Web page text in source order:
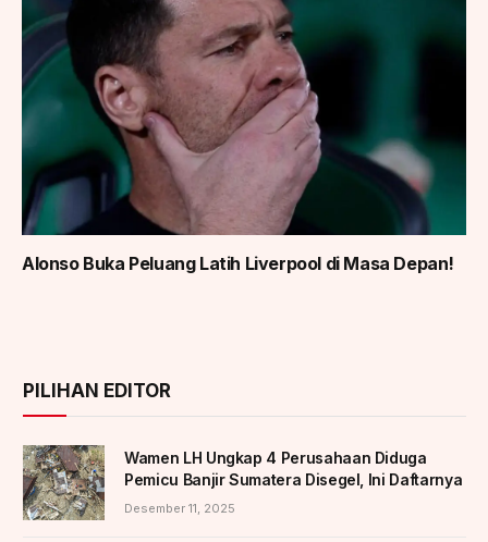
Alonso Buka Peluang Latih Liverpool di Masa Depan!
PILIHAN EDITOR
Wamen LH Ungkap 4 Perusahaan Diduga
Pemicu Banjir Sumatera Disegel, Ini Daftarnya
Desember 11, 2025